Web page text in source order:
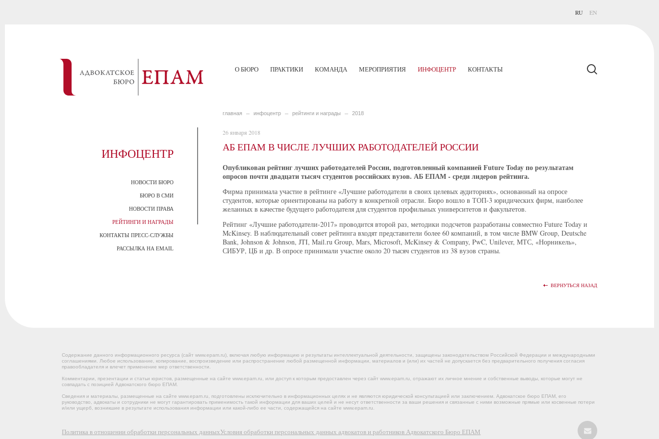
RU EN
О БЮРО ПРАКТИКИ КОМАНДА МЕРОПРИЯТИЯ ИНФОЦЕНТР КОНТАКТЫ
ИНФОЦЕНТР
НОВОСТИ БЮРО
БЮРО В СМИ
НОВОСТИ ПРАВА
РЕЙТИНГИ И НАГРАДЫ
КОНТАКТЫ ПРЕСС-СЛУЖБЫ
РАССЫЛКА НА EMAIL
главная инфоцентр рейтинги и награды 2018
26 января 2018
АБ ЕПАМ В ЧИСЛЕ ЛУЧШИХ РАБОТОДАТЕЛЕЙ РОССИИ
Опубликован рейтинг лучших работодателей России, подготовленный компанией Future Today по результатам
опросов почти двадцати тысяч студентов российских вузов. АБ ЕПАМ - среди лидеров рейтинга.
Фирма принимала участие в рейтинге «Лучшие работодатели в своих целевых аудиториях», основанный на опросе
студентов, которые ориентированы на работу в конкретной отрасли. Бюро вошло в ТОП-3 юридических фирм, наиболее
желанных в качестве будущего работодателя для студентов профильных университетов и факультетов.
Рейтинг «Лучшие работодатели-2017» проводится второй раз, методики подсчетов разработаны совместно Future Today и
McKinsey. В наблюдательный совет рейтинга входят представители более 60 компаний, в том числе BMW Group, Deutsche
Bank, Johnson & Johnson, JTI, Mail.ru Group, Mars, Microsoft, McKinsey & Company, PwC, Unilever, МТС, «Норникель»,
СИБУР, ЦБ и др. В опросе принимали участие около 20 тысяч студентов из 38 вузов страны.
ВЕРНУТЬСЯ НАЗАД
Содержание данного информационного ресурса (сайт www.epam.ru), включая любую информацию и результаты интеллектуальной деятельности, защищены законодательством Российской Федерации и международными
соглашениями. Любое использование, копирование, воспроизведение или распространение любой размещенной информации, материалов и (или) их частей не допускается без предварительного получения согласия
правообладателя и влечет применение мер ответственности.
Комментарии, презентации и статьи юристов, размещенные на сайте www.epam.ru, или доступ к которым предоставлен через сайт www.epam.ru, отражают их личное мнение и собственные выводы, которые могут не
совпадать с позицией Адвокатского бюро ЕПАМ.
Сведения и материалы, размещенные на сайте www.epam.ru, подготовлены исключительно в информационных целях и не являются юридической консультацией или заключением. Адвокатское бюро ЕПАМ, его
руководство, адвокаты и сотрудники не могут гарантировать применимость такой информации для ваших целей и не несут ответственности за ваши решения и связанные с ними возможные прямые или косвенные потери
и/или ущерб, возникшие в результате использования информации или какой-либо ее части, содержащейся на сайте www.epam.ru.
Политика в отношении обработки персональных данныхУсловия обработки персональных данных адвокатов и работников Адвокатского Бюро ЕПАМ